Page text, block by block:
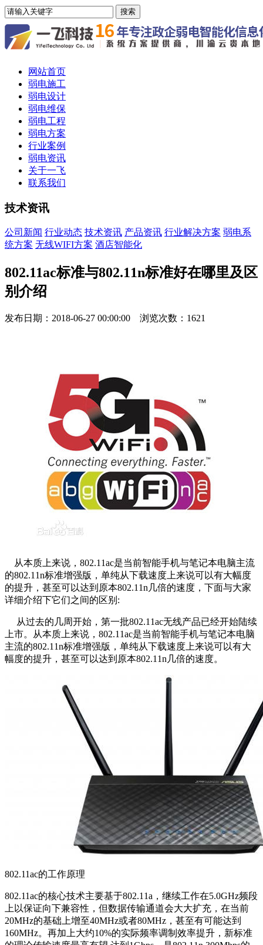
网站首页
弱电施工
弱电设计
弱电维保
弱电工程
弱电方案
行业案例
弱电资讯
关于一飞
联系我们
技术资讯
公司新闻 行业动态 技术资讯 产品资讯 行业解决方案 弱电系
统方案 无线WIFI方案 酒店智能化
802.11ac标准与802.11n标准好在哪里及区
别介绍
发布日期：2018-06-27 00:00:00 浏览次数：1621
从本质上来说，802.11ac是当前智能手机与笔记本电脑主流
的802.11n标准增强版，单纯从下载速度上来说可以有大幅度
的提升，甚至可以达到原本802.11n几倍的速度，下面与大家
详细介绍下它们之间的区别:
从过去的几周开始，第一批802.11ac无线产品已经开始陆续
上市。从本质上来说，802.11ac是当前智能手机与笔记本电脑
主流的802.11n标准增强版，单纯从下载速度上来说可以有大
幅度的提升，甚至可以达到原本802.11n几倍的速度。
802.11ac的工作原理
802.11ac的核心技术主要基于802.11a，继续工作在5.0GHz频段
上以保证向下兼容性，但数据传输通道会大大扩充，在当前
20MHz的基础上增至40MHz或者80MHz，甚至有可能达到
160MHz。再加上大约10%的实际频率调制效率提升，新标准